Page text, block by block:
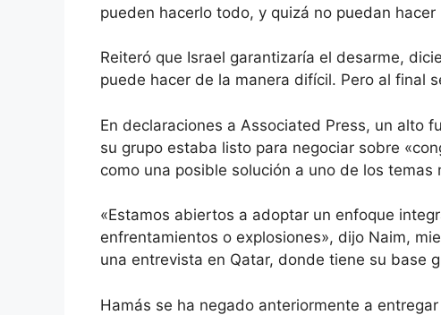
pueden hacerlo todo, y quizá no puedan
Reiteró que Israel garantizaría el desarme,
puede hacer de la manera difícil. Pero al final
En declaraciones a Associated Press, un alto
su grupo estaba listo para negociar sobre
como una posible solución a uno de los
«Estamos abiertos a adoptar un enfoque
enfrentamientos o explosiones», dijo Naim,
una entrevista en Qatar, donde tiene su base
Hamás se ha negado anteriormente a